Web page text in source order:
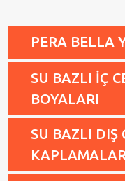
PERA BELLA
SU BAZLI İÇ
BOYALARI
SU BAZLI DIŞ